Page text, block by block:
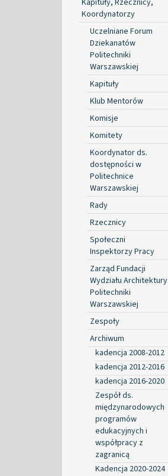
Koordynatorzy
Uczelniane Forum
Dziekanatów
Politechniki
Warszawskiej
Kapituły
Klub Mentorów
Komisje
Komitety
Koordynator ds.
dostępności w
Politechnice
Warszawskiej
Rady
Rzecznicy
Społeczni
Inspektorzy Pracy
Zarząd Fundacji
Wydziału Architektury
Politechniki
Warszawskiej
Zespoły
Archiwum
kadencja 2008-2012
kadencja 2012-2016
kadencja 2016-2020
Zespół ds.
międzynarodowych
programów
edukacyjnych i
współpracy z
zagranicą
Kadencja 2020-2024